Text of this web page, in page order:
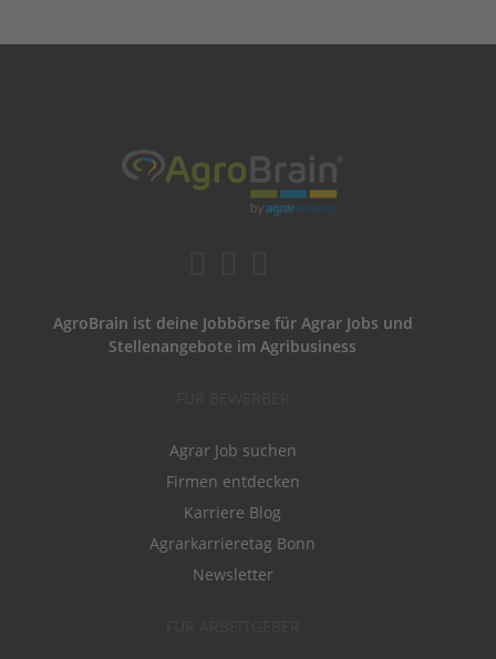
AgroBrain ist deine Jobbörse für Agrar Jobs und
Stellenangebote im Agribusiness
Agrar Job suchen
Firmen entdecken
Karriere Blog
Agrarkarrieretag Bonn
Newsletter